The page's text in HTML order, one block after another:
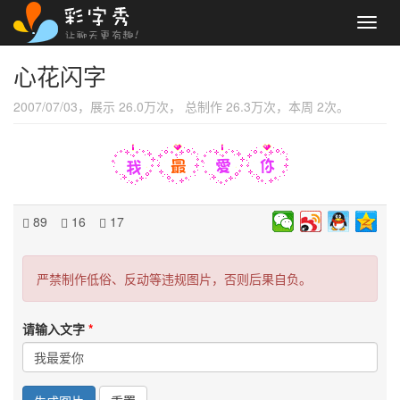
心花闪字
2007/07/03，展示 26.0万次， 总制作 26.3万次，本周 2次。
89 16 17
严禁制作低俗、反动等违规图片，否则后果自负。
请输入文字